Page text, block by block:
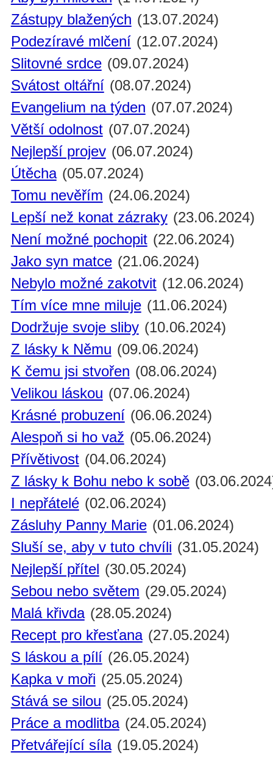
Zástupy blažených (13.07.2024)
Podezíravé mlčení (12.07.2024)
Slitovné srdce (09.07.2024)
Svátost oltářní (08.07.2024)
Evangelium na týden (07.07.2024)
Větší odolnost (07.07.2024)
Nejlepší projev (06.07.2024)
Útěcha (05.07.2024)
Tomu nevěřím (24.06.2024)
Lepší než konat zázraky (23.06.2024)
Není možné pochopit (22.06.2024)
Jako syn matce (21.06.2024)
Nebylo možné zakotvit (12.06.2024)
Tím více mne miluje (11.06.2024)
Dodržuje svoje sliby (10.06.2024)
Z lásky k Němu (09.06.2024)
K čemu jsi stvořen (08.06.2024)
Velikou láskou (07.06.2024)
Krásné probuzení (06.06.2024)
Alespoň si ho važ (05.06.2024)
Přívětivost (04.06.2024)
Z lásky k Bohu nebo k sobě
I nepřátelé (02.06.2024)
Zásluhy Panny Marie (01.06.2024)
Sluší se, aby v tuto chvíli (31.05.2024)
Nejlepší přítel (30.05.2024)
Sebou nebo světem (29.05.2024)
Malá křivda (28.05.2024)
Recept pro křesťana (27.05.2024)
S láskou a pílí (26.05.2024)
Kapka v moři (25.05.2024)
Stává se silou (25.05.2024)
Práce a modlitba (24.05.2024)
Přetvářející síla (19.05.2024)